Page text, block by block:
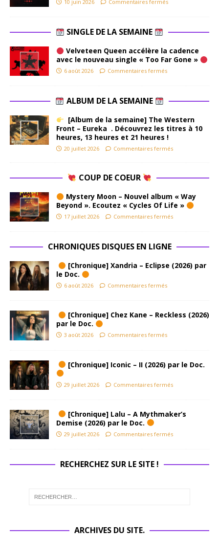
10 juin 2026 Commentaires fermés
SINGLE DE LA SEMAINE
Velveteen Queen accélère la cadence
avec le nouveau single « Too Far Gone »
6 août 2026 Commentaires fermés
ALBUM DE LA SEMAINE
[Album de la semaine] The Western
Front – Eureka . Découvrez les titres à 10
heures, 13 heures et 21 heures !
20 juillet 2026 Commentaires fermés
COUP DE COEUR
Mystery Moon – Nouvel album « Way
Beyond ». Ecoutez « Cycles Of Life »
17 juillet 2026 Commentaires fermés
CHRONIQUES DISQUES EN LIGNE
[Chronique] Xandria – Eclipse (2026) par
le Doc.
6 août 2026 Commentaires fermés
[Chronique] Chez Kane – Reckless (2026)
par le Doc.
3 août 2026 Commentaires fermés
[Chronique] Iconic – II (2026) par le Doc.
29 juillet 2026 Commentaires fermés
[Chronique] Lalu – A Mythmaker’s
Demise (2026) par le Doc.
29 juillet 2026 Commentaires fermés
RECHERCHEZ SUR LE SITE !
ARCHIVES DU SITE.